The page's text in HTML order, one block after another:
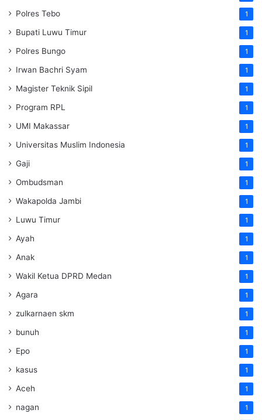
Polres Tebo 1
Bupati Luwu Timur 1
Polres Bungo 1
Irwan Bachri Syam 1
Magister Teknik Sipil 1
Program RPL 1
UMI Makassar 1
Universitas Muslim Indonesia 1
Gaji 1
Ombudsman 1
Wakapolda Jambi 1
Luwu Timur 1
Ayah 1
Anak 1
Wakil Ketua DPRD Medan 1
Agara 1
zulkarnaen skm 1
bunuh 1
Epo 1
kasus 1
Aceh 1
nagan 1